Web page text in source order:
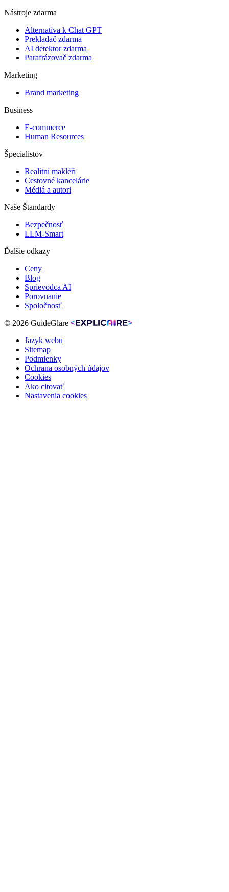
Nástroje zdarma
Alternatíva k Chat GPT
Prekladač zdarma
AI detektor zdarma
Parafrázovač zdarma
Marketing
Brand marketing
Business
E-commerce
Human Resources
Špecialistov
Realitní makléři
Cestovné kancelárie
Médiá a autori
Naše Štandardy
Bezpečnosť
LLM-Smart
Ďalšie odkazy
Ceny
Blog
Sprievodca AI
Porovnanie
Spoločnosť
© 2026 GuideGlare
Jazyk webu
Sitemap
Podmienky
Ochrana osobných údajov
Cookies
Ako citovať
Nastavenia cookies